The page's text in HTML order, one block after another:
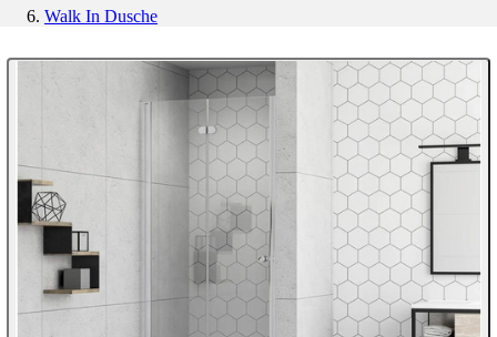
Walk In Dusche